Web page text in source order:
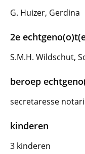
G. Huizer, Gerdina
2e
S.M.H. Wildschut,
beroep
secretaresse
kinderen
3 kinderen